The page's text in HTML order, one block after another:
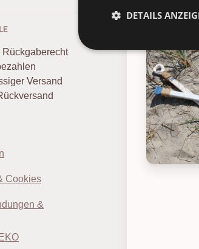
Rückgaberecht
Versand
Cookies
&
Chic
DETAILS